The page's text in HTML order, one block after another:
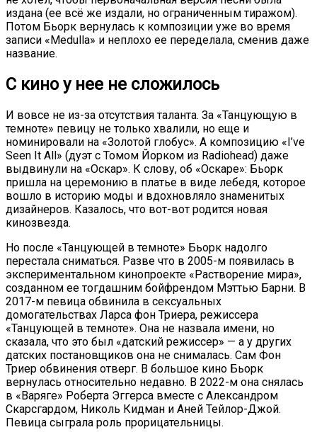
издана (ее всё же издали, но ограниченным тиражом).
Потом Бьорк вернулась к композиции уже во время
записи «Medulla» и неплохо ее переделала, сменив даже
название.
С кино у нее не сложилось
И вовсе не из-за отсутствия таланта. За «Танцующую в
темноте» певицу не только хвалили, но еще и
номинировали на «Золотой глобус». А композицию «I’ve
Seen It All» (дуэт с Томом Йорком из Radiohead) даже
выдвинули на «Оскар». К слову, об «Оскаре»: Бьорк
пришла на церемонию в платье в виде лебедя, которое
вошло в историю моды и вдохновляло знаменитых
дизайнеров. Казалось, что вот-вот родится новая
кинозвезда.
Но после «Танцующей в темноте» Бьорк надолго
перестала сниматься. Разве что в 2005-м появилась в
экспериментальном кинопроекте «Растворение мира»,
созданном ее тогдашним бойфрендом Мэттью Барни. В
2017-м певица обвинила в сексуальных
домогательствах Ларса фон Триера, режиссера
«Танцующей в темноте». Она не назвала имени, но
сказала, что это был «датский режиссер» — а у других
датских постановщиков она не снималась. Сам Фон
Триер обвинения отверг. В большое кино Бьорк
вернулась относительно недавно. В 2022-м она снялась
в «Варяге» Роберта Эггерса вместе с Александром
Скарсгардом, Николь Кидман и Аней Тейлор-Джой.
Певица сыграла роль прорицательницы.